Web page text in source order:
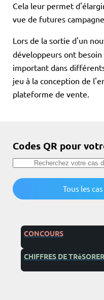
Cela leur permet
vue de futures
Lors de la sortie d'un
développeurs ont
important dans
jeu à la conception de
plateforme de vente.
Codes QR pour
Tous les
CONCOURS
CHIFFRES DE